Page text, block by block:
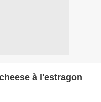
à l'estragon